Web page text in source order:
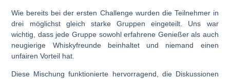
Wie bereits bei der ersten Challenge wurden die Teilnehmer in
drei möglichst gleich starke Gruppen eingeteilt. Uns war
wichtig, dass jede Gruppe sowohl erfahrene Genießer als auch
neugierige Whiskyfreunde beinhaltet und niemand einen
unfairen Vorteil hat.
Diese Mischung funktionierte hervorragend, die Diskussionen